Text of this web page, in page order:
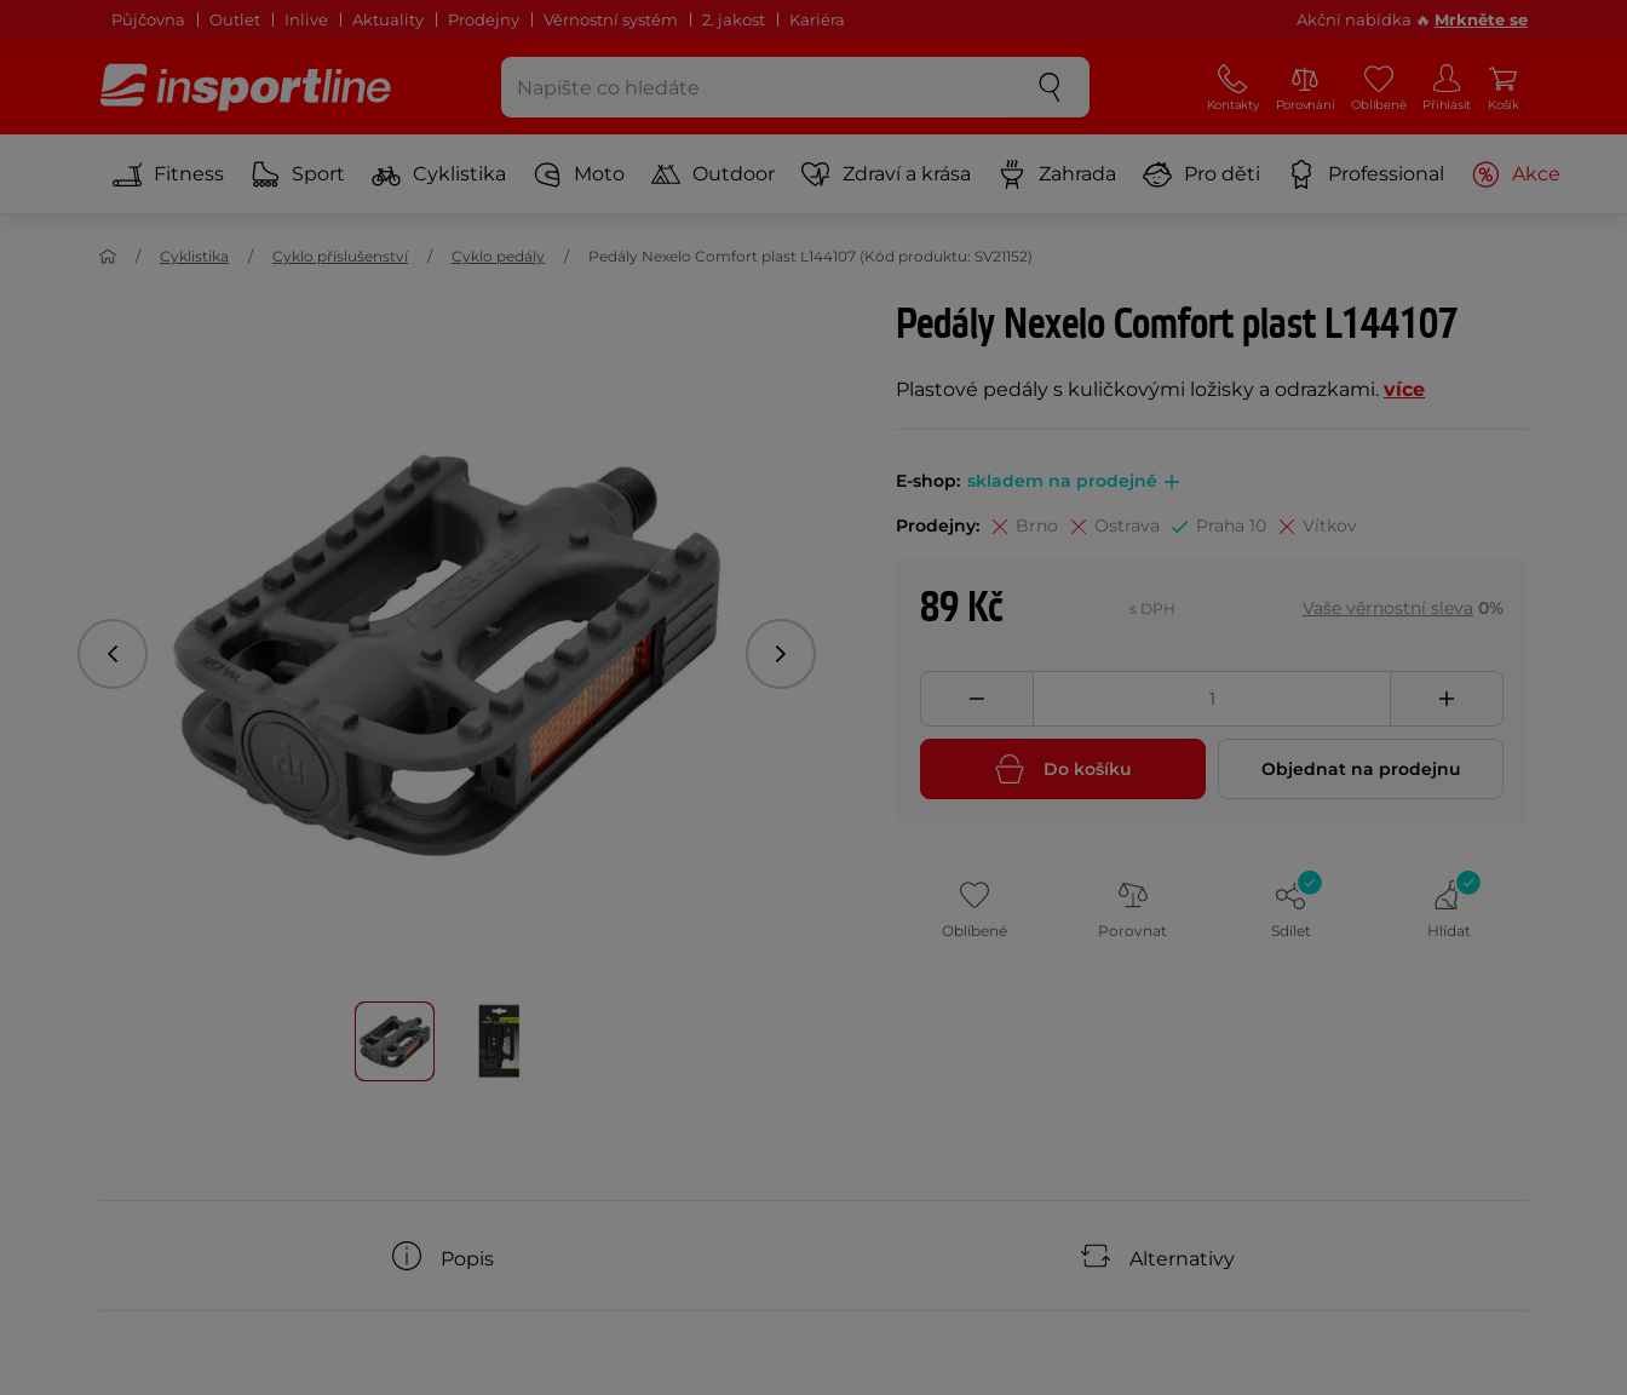
Půjčovna Outlet Inlive Aktuality Prodejny Věrnostní systém 2. jakost Kariéra Akční nabídka 🔥 Mrkněte se
Kontakty Porovnání Oblíbené Přihlásit Košík
Fitness Sport Cyklistika Moto Outdoor Zdraví a krása Zahrada Pro děti Professional Akce
Cyklistika Cyklo příslušenství Cyklo pedály Pedály Nexelo Comfort plast L144107 (Kód produktu: SV21152)
Pedály Nexelo Comfort plast L144107
Plastové pedály s kuličkovými ložisky a odrazkami. více
Předchozí Následující
E-shop: skladem na prodejně
Prodejny: Brno Ostrava Praha 10 Vítkov
89 Kč s DPH Vaše věrnostní sleva 0%
Do košíku Objednat na prodejnu
Oblíbené Porovnat Sdílet Hlídat
Popis Alternativy